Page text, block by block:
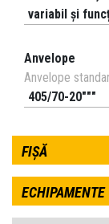
variabil și
Anvelope
Anvelope
405/70-20"""
FIȘĂ
ECHIPAMENTE